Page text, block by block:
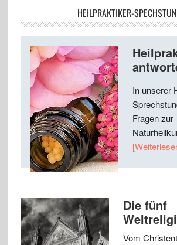
HEILPRAKTIKER-
In unserer
Fragen zur
Die fünf
Vom